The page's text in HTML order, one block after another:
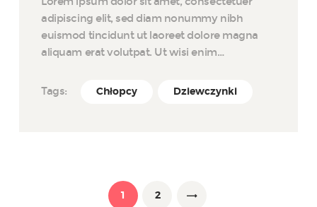
adipiscing elit, sed diam nonummy nibh
euismod tincidunt ut laoreet dolore magna
aliquam erat volutpat. Ut wisi enim…
Tags: Chłopcy Dziewczynki
PAGE
1 PAGE
2